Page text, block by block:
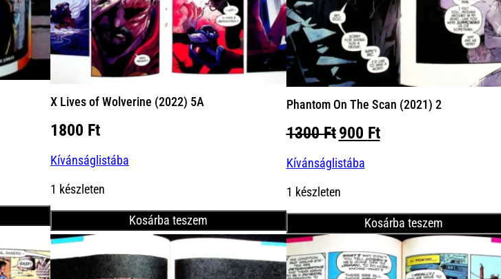
X Lives of Wolverine (2022) 5A
1800 Ft
Kívánságlistába
1 készleten
Kosárba teszem
Phantom On The Scan (2021) 2
1300FtOriginal
was:
900 FtCurrent
Kívánságlistába
1 készleten
Kosárba teszem